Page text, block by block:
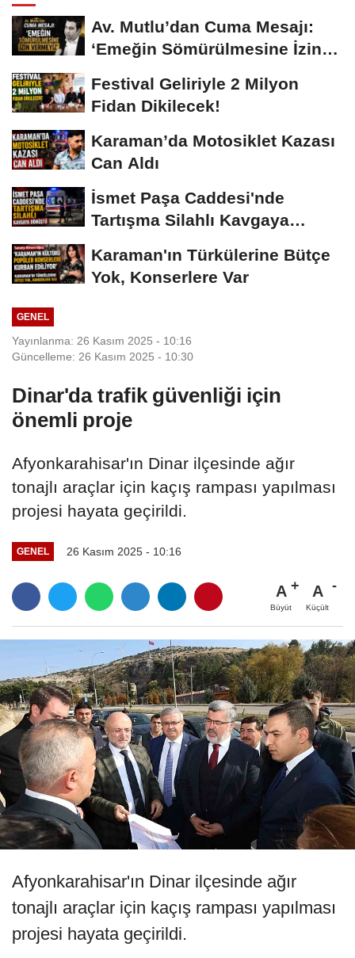
Av. Mutlu’dan Cuma Mesajı:
‘Emeğin Sömürülmesine İzin
Festival Geliriyle 2 Milyon
Fidan Dikilecek!
Karaman’da Motosiklet Kazası
Can Aldı
İsmet Paşa Caddesi'nde
Tartışma Silahlı Kavgaya
Karaman'ın Türkülerine Bütçe
Yok, Konserlere Var
GENEL
Yayınlanma: 26 Kasım 2025 - 10:16
Güncelleme: 26 Kasım 2025 - 10:30
Dinar'da trafik güvenliği için
önemli proje
Afyonkarahisar'ın Dinar ilçesinde ağır
tonajlı araçlar için kaçış rampası yapılması
projesi hayata geçirildi.
GENEL 26 Kasım 2025 - 10:16
A
Büyüt
A
Küçült
Afyonkarahisar'ın Dinar ilçesinde ağır
tonajlı araçlar için kaçış rampası yapılması
projesi hayata geçirildi.